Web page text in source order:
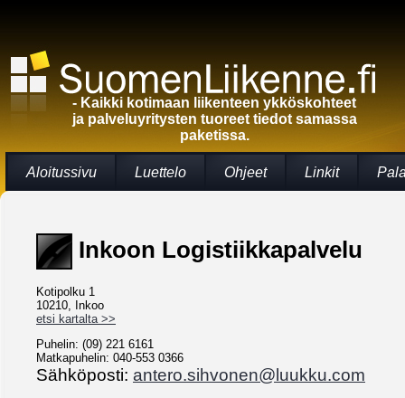
- Kaikki kotimaan liikenteen ykköskohteet
ja palveluyritysten tuoreet tiedot samassa
paketissa.
Aloitussivu Luettelo Ohjeet Linkit
Inkoon Logistiikkapalvelu
Kotipolku 1
10210, Inkoo
etsi kartalta >>
Puhelin: (09) 221 6161
Matkapuhelin: 040-553 0366
Sähköposti: antero.sihvonen@luukku.com